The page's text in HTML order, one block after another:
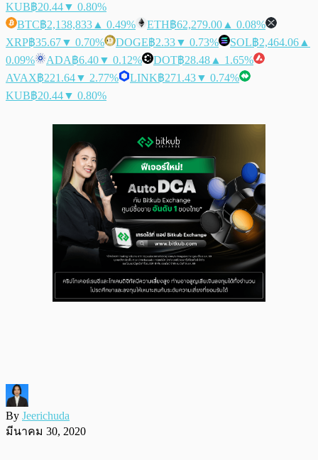
KUB฿20.44▼ 0.80%
BTC฿2,138,833 ▲ 0.49% ETH฿62,279.00 ▲ 0.08%
XRP฿35.67▼ 0.70% DOGE฿2.33▼ 0.73% SOL฿2,464.06 ▲
0.09%
ADA฿6.40▼ 0.12% DOT฿28.48 ▲ 1.65%
AVAX฿221.64▼ 2.77% LINK฿271.43▼ 0.74%
KUB฿20.44▼ 0.80%
By Jeerichuda
มีนาคม 30, 2020